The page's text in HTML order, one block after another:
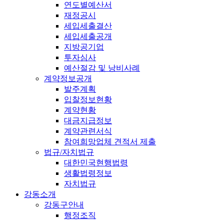
연도별예산서
재정공시
세입세출결산
세입세출공개
지방공기업
투자심사
예산절감 및 낭비사례
계약정보공개
발주계획
입찰정보현황
계약현황
대금지급정보
계약관련서식
참여희망업체 견적서 제출
법규/자치법규
대한민국현행법령
생활법령정보
자치법규
강동소개
강동구안내
행정조직